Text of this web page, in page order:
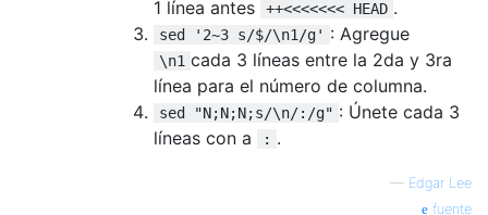
1 línea antes
++<<<<<<< HEAD .
sed '2~3 s/$/\n1/g' : Agregue
\n1 cada 3 líneas entre la 2da y 3ra
línea para el número de columna.
sed "N;N;N;s/\n/:/g" : Únete cada 3
líneas con a
: .
— Edgar Lee
fuente